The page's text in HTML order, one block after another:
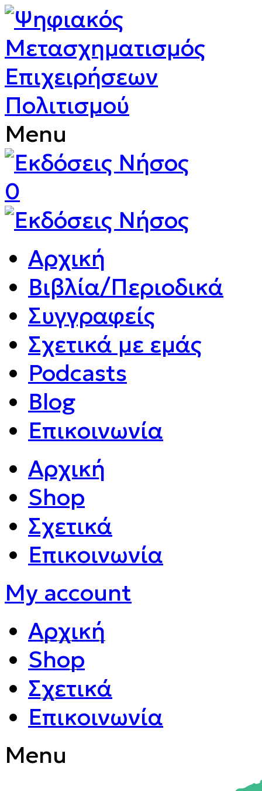
Menu
0
Αρχική
Βιβλία/Περιοδικά
Συγγραφείς
Σχετικά με εμάς
Podcasts
Blog
Επικοινωνία
Αρχική
Shop
Σχετικά
Επικοινωνία
My account
Αρχική
Shop
Σχετικά
Επικοινωνία
Menu